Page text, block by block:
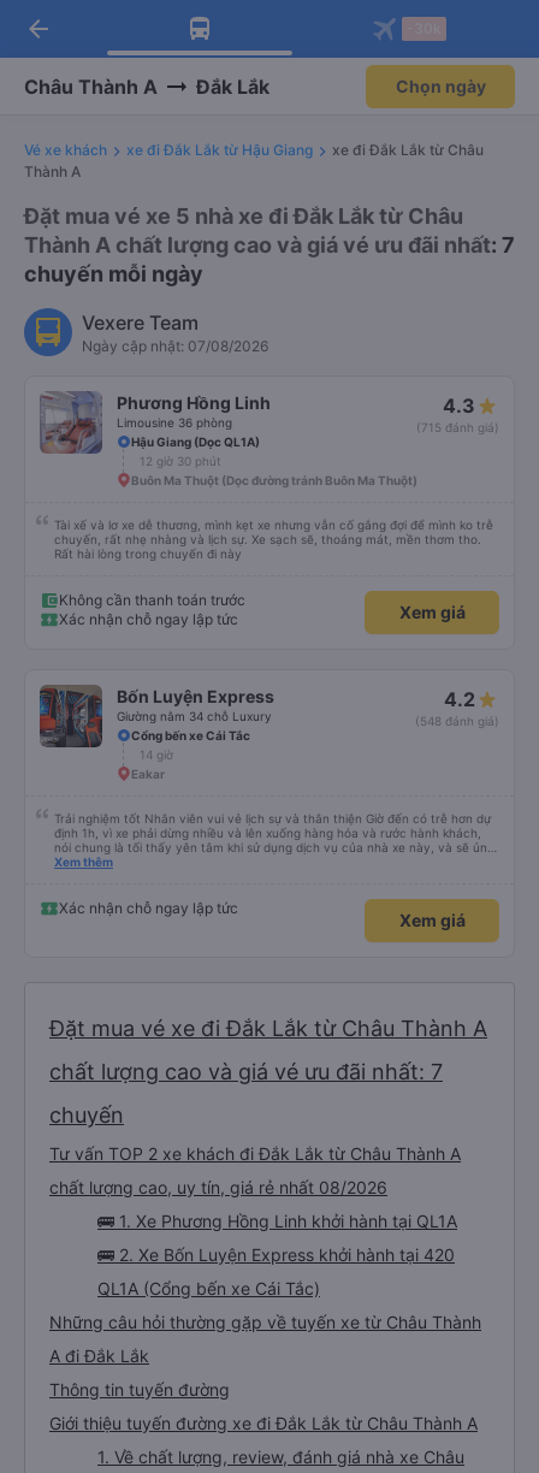
Tải app Vexere ngay!
Nhận ưu đãi thành viên độc
Mở app
Tải app Vexere
-30k/ghế khi đặt vé máy bay qua
Mở app
arrow_back
Châu Thành A Đắk Lắk Chọn ngày
Vé xe khách xe đi Đắk Lắk từ Hậu Giang
xe đi Đắk Lắk từ Châu
Thành A
Đặt mua vé xe 5 nhà xe đi Đắk Lắk từ Châu
Thành A chất lượng cao và giá vé ưu đãi nhất: 7
chuyến mỗi ngày
Vexere Team
Ngày cập nhật: 07/08/2026
Phương Hồng Linh
Limousine 36 phòng
4.3
(715 đánh giá)
Hậu Giang (Dọc QL1A)
12 giờ 30 phút
Buôn Ma Thuột (Dọc đường tránh Buôn Ma Thuột)
Tài xế và lơ xe dễ thương, mình kẹt xe nhưng vẫn cố gắng đợi để mình ko trễ
chuyến, rất nhẹ nhàng và lịch sự. Xe sạch sẽ, thoáng mát, mền thơm tho.
Rất hài lòng trong chuyến đi này
Không cần thanh toán trước
Xác nhận chỗ ngay lập tức
Xem giá
Bốn Luyện Express
Giường nằm 34 chỗ Luxury
4.2
(548 đánh giá)
Cổng bến xe Cái Tắc
14 giờ
Eakar
Trải nghiệm tốt Nhân viên vui vẻ lịch sự và thân thiện Giờ đến có trễ hơn dự
định 1h, vì xe phải dừng nhiều và lên xuống hàng hóa và rước hành khách,
nói chung là tối thấy yên tâm khi sử dụng dịch vụ của nhà xe này, và sẽ ủng
hộ và giới thiệu cho người thân sử dụng dịch vụ của nhà xe này
Xem thêm
Xác nhận chỗ ngay lập tức
Xem giá
Đặt mua vé xe đi Đắk Lắk từ Châu Thành A
chất lượng cao và giá vé ưu đãi nhất: 7
chuyến
Tư vấn TOP 2 xe khách đi Đắk Lắk từ Châu Thành A
chất lượng cao, uy tín, giá rẻ nhất 08/2026
🚌 1. Xe Phương Hồng Linh khởi hành tại QL1A
🚌 2. Xe Bốn Luyện Express khởi hành tại 420
QL1A (Cổng bến xe Cái Tắc)
Những câu hỏi thường gặp về tuyến xe từ Châu Thành
A đi Đắk Lắk
Thông tin tuyến đường
Giới thiệu tuyến đường xe đi Đắk Lắk từ Châu Thành A
1. Về chất lượng, review, đánh giá nhà xe Châu